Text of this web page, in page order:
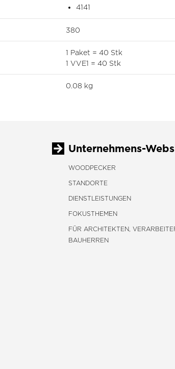
4141
380
1 Paket = 40 Stk
1 VVE1 = 40 Stk
0.08 kg
Unternehmens-
WOODPECKER
STANDORTE
DIENSTLEISTUNGEN
FOKUSTHEMEN
FÜR ARCHITEKTEN,
BAUHERREN